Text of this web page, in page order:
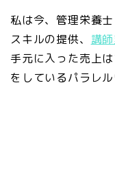
私は今、管理栄養
スキルの提供、 講
手元に入った売上
をしているパラレル